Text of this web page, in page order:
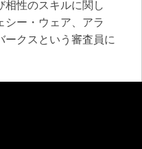
相性のスキルに関し
シー・ウェア、アラ
ークスという審査員に